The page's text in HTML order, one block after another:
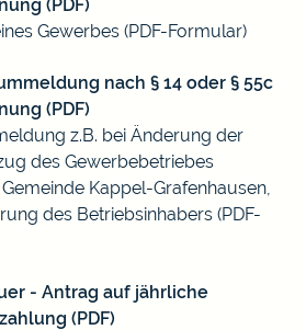
(PDF)
Gewerbes (PDF-Formular)
nach § 14 oder § 55c
(PDF)
z.B. bei Änderung der
des Gewerbebetriebes
Kappel-Grafenhausen,
des Betriebsinhabers (PDF-
- Antrag auf jährliche
(PDF)